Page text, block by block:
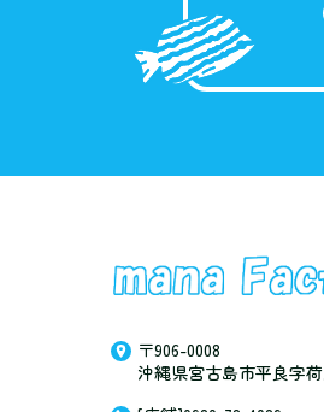
〒906-0008
沖縄県宮古島市平良字